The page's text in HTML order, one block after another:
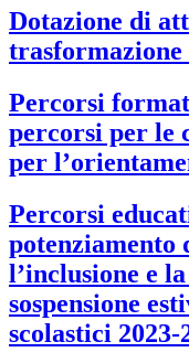
Dotazione di
Percorsi
percorsi per le
per
Percorsi
potenziamento
l’inclusione e
sospensione
scolastici 2023-